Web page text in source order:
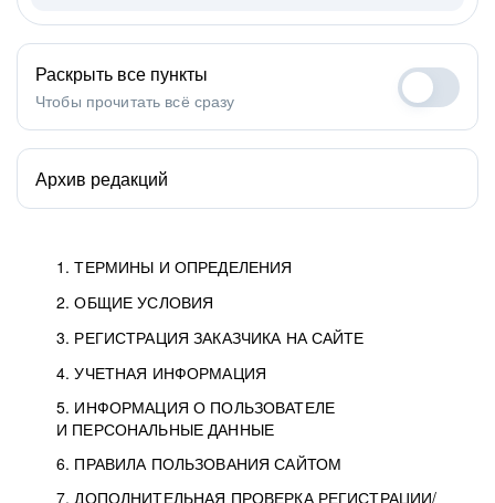
1. ТЕРМИНЫ И ОПРЕДЕЛЕНИЯ
2. ОБЩИЕ УСЛОВИЯ
3. РЕГИСТРАЦИЯ ЗАКАЗЧИКА НА САЙТЕ
4. УЧЕТНАЯ ИНФОРМАЦИЯ
5. ИНФОРМАЦИЯ О ПОЛЬЗОВАТЕЛЕ
И ПЕРСОНАЛЬНЫЕ ДАННЫЕ
6. ПРАВИЛА ПОЛЬЗОВАНИЯ САЙТОМ
7. ДОПОЛНИТЕЛЬНАЯ ПРОВЕРКА РЕГИСТРАЦИИ/
Раскрыть все пункты
Чтобы прочитать всё сразу
Архив редакций